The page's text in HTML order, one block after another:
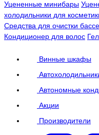
Уцененные минибары
холодильники для
Средства для очистки
Кондиционер для волос
Винные шкафы
Автономные
Акции
Производители